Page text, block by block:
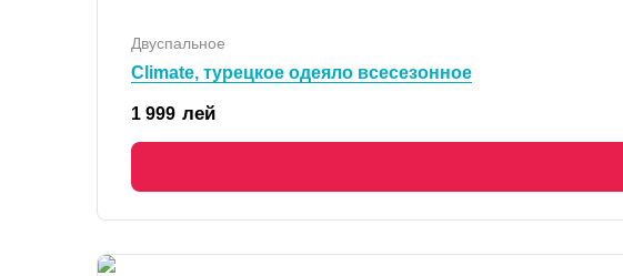
Двуспальное
Climate, турецкое одеяло всесезонное
1 999 лей